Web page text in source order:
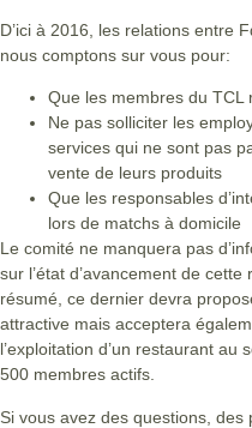
D’ici à 2016, les relations entre
nous comptons sur vous pour:
Que les membres du TCL
Ne pas solliciter les
services qui ne sont pas
vente de leurs produits
Que les responsables
lors de matchs à domicile
Le comité ne manquera pas
sur l’état d’avancement de
résumé, ce dernier devra
attractive mais acceptera
l’exploitation d’un restaurant au
500 membres actifs.
Si vous avez des questions,